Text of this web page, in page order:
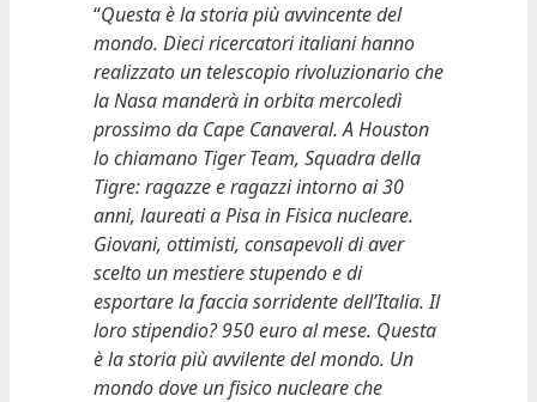
“Questa è la storia più avvincente del
mondo. Dieci ricercatori italiani hanno
realizzato un telescopio rivoluzionario che
la Nasa manderà in orbita mercoledì
prossimo da Cape Canaveral. A Houston
lo chiamano Tiger Team, Squadra della
Tigre: ragazze e ragazzi intorno ai 30
anni, laureati a Pisa in Fisica nucleare.
Giovani, ottimisti, consapevoli di aver
scelto un mestiere stupendo e di
esportare la faccia sorridente dell’Italia. Il
loro stipendio? 950 euro al mese. Questa
è la storia più avvilente del mondo. Un
mondo dove un fisico nucleare che